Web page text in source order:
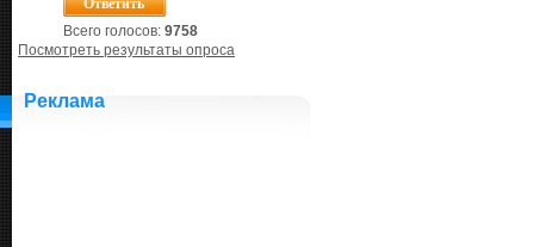
Всего голосов: 9758
Посмотреть результаты опроса
Реклама